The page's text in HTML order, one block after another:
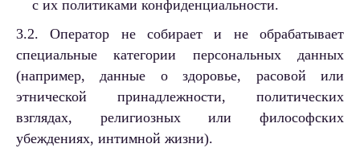
с их политиками конфиденциальности.
3.2. Оператор не собирает и не обрабатывает
специальные категории персональных данных
(например, данные о здоровье, расовой или
этнической принадлежности, политических
взглядах, религиозных или философских
убеждениях, интимной жизни).